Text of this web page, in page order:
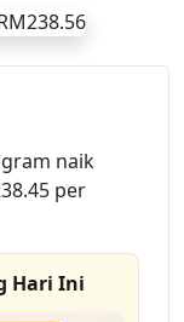
naik
per
Hari Ini